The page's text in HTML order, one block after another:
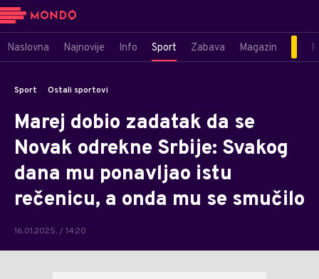
Naslovna Najnovije Info Sport Zabava Magazin
Sport Ostali sportovi
Marej dobio zadatak da se
Novak odrekne Srbije: Svakog
dana mu ponavljao istu
rečenicu, a onda mu se smučilo
16.01.2025. / 14:20